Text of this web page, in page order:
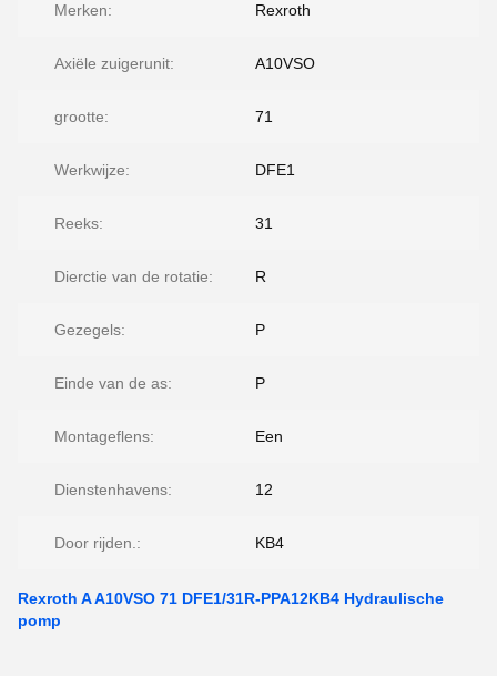
Merken: Rexroth
Axiële zuigerunit: A10VSO
grootte: 71
Werkwijze: DFE1
Reeks: 31
Dierctie van de rotatie: R
Gezegels: P
Einde van de as: P
Montageflens: Een
Dienstenhavens: 12
Door rijden.: KB4
Rexroth A A10VSO 71 DFE1/31R-PPA12KB4 Hydraulische
pomp